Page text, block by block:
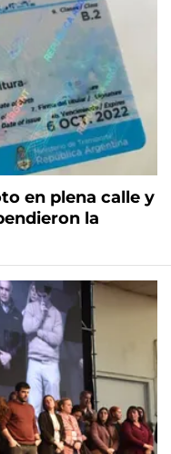
en plena calle y
la